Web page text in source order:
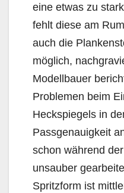
eine etwas zu
fehlt diese am
auch die
möglich,
Modellbauer
Problemen beim
Heckspiegels in
Passgenauigkeit
schon während
unsauber
Spritzform ist